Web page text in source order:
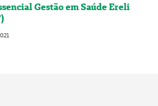
Gestão em Saúde Ereli